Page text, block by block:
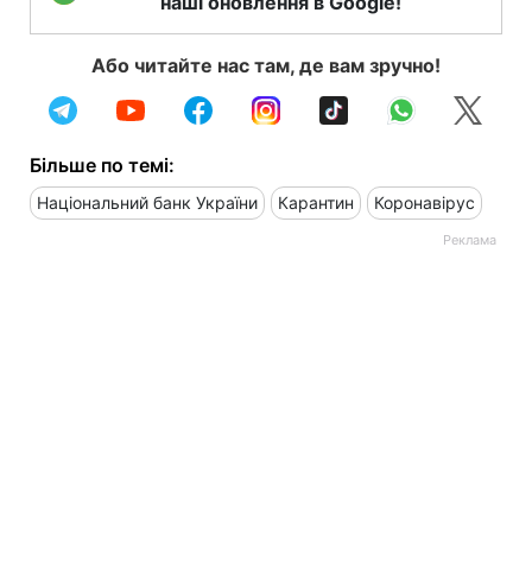
Або читайте нас там, де вам зручно!
Більше по темі:
Національний банк України Карантин Коронавірус